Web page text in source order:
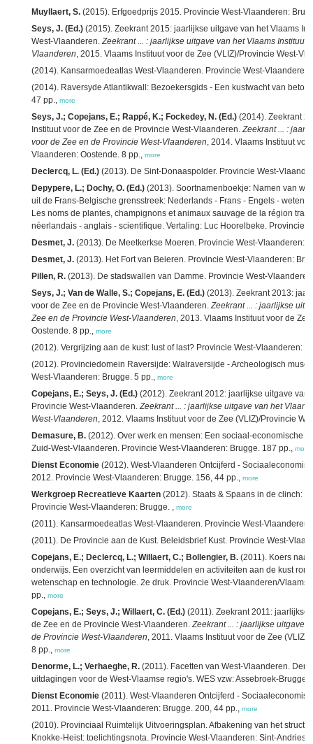
Muyllaert, S. (2015). Erfgoedprijs 2015. Provincie West-Vlaanderen:
Seys, J. (Ed.) (2015). Zeekrant 2015: jaarlijkse uitgave van het Vlaams
West-Vlaanderen.Zeekrant ... : jaarlijkse uitgave van het Vlaams Instituut
Vlaanderen, 2015. Vlaams Instituut voor de Zee (VLIZ)/Provincie West-
(2014). Kansarmoedeatlas West-Vlaanderen. Provincie West-
(2014). Raversyde Atlantikwall: Bezoekersgids - Een kustwacht van
47 pp., more
Seys, J.; Copejans, E.; Rappé, K.; Fockedey, N. (Ed.) (2014). Zeekrant
Instituut voor de Zee en de Provincie West-Vlaanderen.Zeekrant ... :
voor de Zee en de Provincie West-Vlaanderen, 2014. Vlaams Instituut
Vlaanderen: Oostende. 8 pp., more
Declercq, L. (Ed.) (2013). De Sint-Donaaspolder. Provincie West-
Depypere, L.; Dochy, O. (Ed.) (2013). Soortnamenboekje: Namen van
uit de Frans-Belgische grensstreek: Nederlands - Frans - Engels -
Les noms de plantes, champignons et animaux sauvage de la région
néerlandais - anglais - scientifique. Vertaling: Luc Hoorelbeke. Provincie
Desmet, J. (2013). De Meetkerkse Moeren. Provincie West-Vlaanderen:
Desmet, J. (2013). Het Fort van Beieren. Provincie West-Vlaanderen:
Pillen, R. (2013). De stadswallen van Damme. Provincie West-
Seys, J.; Van de Walle, S.; Copejans, E. (Ed.) (2013). Zeekrant 2013:
voor de Zee en de Provincie West-Vlaanderen.Zeekrant ... : jaarlijkse
Zee en de Provincie West-Vlaanderen, 2013. Vlaams Instituut voor de
Oostende. 8 pp., more
(2012). Vergrijzing aan de kust: lust of last? Provincie West-Vlaanderen:
(2012). Provinciedomein Raversijde: Walraversijde - Archeologisch
West-Vlaanderen: Brugge. 5 pp., more
Copejans, E.; Seys, J. (Ed.) (2012). Zeekrant 2012: jaarlijkse uitgave van
Provincie West-Vlaanderen.Zeekrant ... : jaarlijkse uitgave van het
West-Vlaanderen, 2012. Vlaams Instituut voor de Zee (VLIZ)/Provincie
Demasure, B. (2012). Over werk en mensen: Een sociaal-economische
Zuid-West-Vlaanderen. Provincie West-Vlaanderen: Brugge. 187 pp., more
Dienst Economie (2012). West-Vlaanderen Ontcijferd -
2012. Provincie West-Vlaanderen: Brugge. 156, 44 pp., more
Werkgroep Recreatieve Kaarten (2012). Staats & Spaans in de clinch:
Provincie West-Vlaanderen: Brugge. , more
(2011). Kansarmoedeatlas West-Vlaanderen. Provincie West-
(2011). De Provincie aan de Kust. Beleidsbrief Kust. Provincie West-
Copejans, E.; Declercq, L.; Willaert, C.; Bollengier, B. (2011). Koers
onderwijs. Een overzicht van leermiddelen en activiteiten aan de kust
wetenschap en technologie. 2e druk. Provincie West-Vlaanderen/Vlaams
pp., more
Copejans, E.; Seys, J.; Willaert, C. (Ed.) (2011). Zeekrant 2011: jaarlijkse
de Zee en de Provincie West-Vlaanderen.Zeekrant ... : jaarlijkse uitgave
de Provincie West-Vlaanderen, 2011. Vlaams Instituut voor de Zee
8 pp., more
Denorme, L.; Verhaeghe, R. (2011). Facetten van West-Vlaanderen.
uitdagingen voor de West-Vlaamse regio's. WES vzw: Assebroek-Brugge.
Dienst Economie (2011). West-Vlaanderen Ontcijferd -
2011. Provincie West-Vlaanderen: Brugge. 200, 44 pp., more
(2010). Provinciaal Ruimtelijk Uitvoeringsplan. Afbakening van het
Knokke-Heist: toelichtingsnota. Provincie West-Vlaanderen: Sint-Andries.